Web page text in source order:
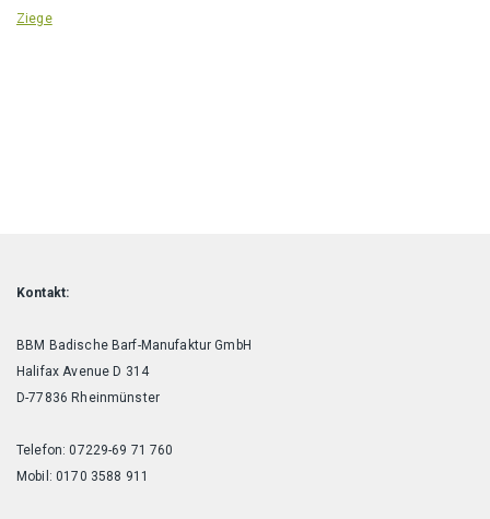
Ziege
Kontakt:
BBM Badische Barf-Manufaktur GmbH
Halifax Avenue D 314
D-77836 Rheinmünster
Telefon: 07229-69 71 760
Mobil: 0170 3588 911